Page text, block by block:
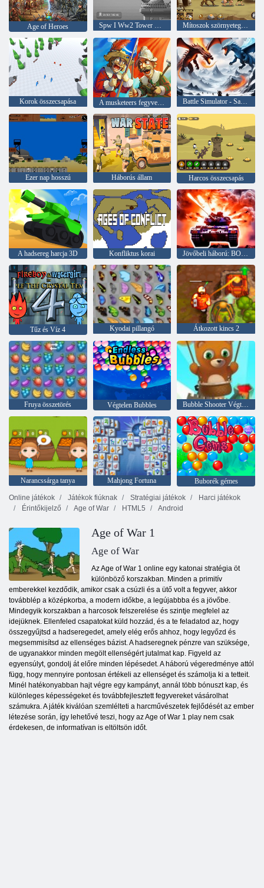
Age of Heroes Spw I Ww2 Tower Defense Mítoszok szörnyeteg hősei
Korok összecsapása A musketeers fegyverpor vs acél Battle Simulator - Sandbox
Ezer nap hosszú Háborús állam Harcos összecsapás
A hadsereg harcja 3D Konfliktus korai Jövőbeli háború: BOT csata az űrben 3D
Tűz és Víz 4 Kyodai pillangó Átkozott kincs 2
Fruya összetörés Végtelen Bubbles Bubble Shooter Végtelen
Narancssárga tanya Mahjong Fortuna
Buborék gémes
Online játékok
Játékok fiúknak Stratégiai játékok
Harci játékok
Érintőkijelző
Age of War HTML5 Android
Age of War 1
Age of War
Az Age of War 1 online egy katonai stratégia öt
különböző korszakban. Minden a primitív
emberekkel kezdődik, amikor csak a csúzli és a ütő volt a fegyver, akkor
továbblép a középkorba, a modern időkbe, a legújabbba és a jövőbe.
Mindegyik korszakban a harcosok felszerelése és szintje megfelel az
idejüknek. Ellenfeled csapatokat küld hozzád, és a te feladatod az, hogy
összegyűjtsd a hadseregedet, amely elég erős ahhoz, hogy legyőzd és
megsemmisítsd az ellenséges bázist. A hadseregnek pénzre van szüksége,
de ugyanakkor minden megölt ellenségért jutalmat kap. Figyeld az
egyensúlyt, gondolj át előre minden lépésedet. A háború végeredménye attól
függ, hogy mennyire pontosan értékeli az ellenséget és számolja ki a tetteit.
Minél hatékonyabban hajt végre egy kampányt, annál több bónuszt kap, és
különleges képességeket és továbbfejlesztett fegyvereket vásárolhat
számukra. A játék kiválóan szemlélteti a harcművészetek fejlődését az ember
létezése során, így lehetővé teszi, hogy az Age of War 1 play nem csak
érdekesen, de informatívan is eltöltsön időt.